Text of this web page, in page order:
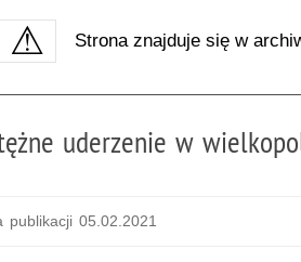
Strona znajduje się w
uderzenie w
publikacji 05.02.2021